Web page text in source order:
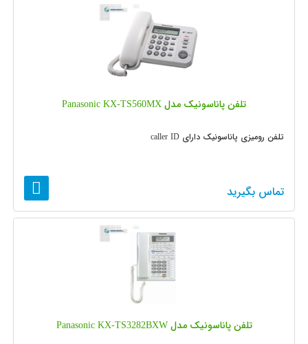
تلفن پاناسونیک مدل Panasonic KX-TS560MX
تلفن رومیزی پاناسونیک دارای caller ID
تماس بگیرید
تلفن پاناسونیک مدل Panasonic KX-TS3282BXW